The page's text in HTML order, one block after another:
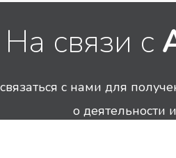
На связи с
с нами для
о деятельности